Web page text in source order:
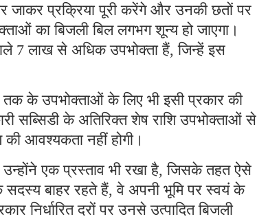
जाकर प्रक्रिया पूरी करेंगे और उनकी छतों पर
का बिजली बिल लगभग शून्य हो जाएगा।
7 लाख से अधिक उपभोक्ता हैं, जिन्हें इस
तक के उपभोक्ताओं के लिए भी इसी प्रकार की
सब्सिडी के अतिरिक्त शेष राशि उपभोक्ताओं से
आवश्यकता नहीं होगी।
उन्होंने एक प्रस्ताव भी रखा है, जिसके तहत ऐसे
सदस्य बाहर रहते हैं, वे अपनी भूमि पर स्वयं के
निर्धारित दरों पर उनसे उत्पादित बिजली